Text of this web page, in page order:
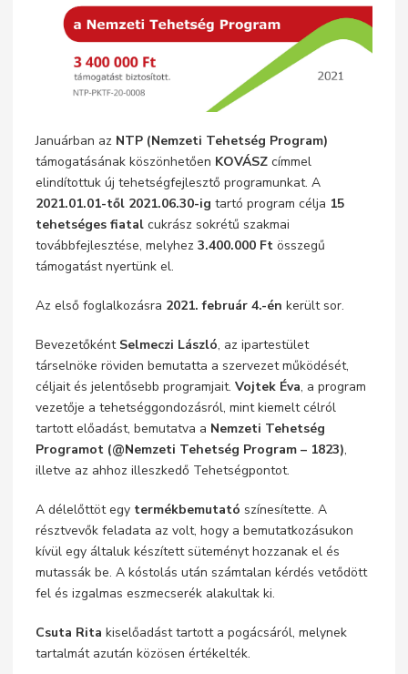
Januárban az NTP (Nemzeti Tehetség Program)
támogatásának köszönhetően KOVÁSZcímmel
elindítottuk új tehetségfejlesztő programunkat. A
2021.01.01-től 2021.06.30-ig tartó program célja 15
tehetséges fiatal cukrász sokrétű szakmai
továbbfejlesztése, melyhez3.400.000 Ftösszegű
támogatást nyertünk el.
Az első foglalkozásra 2021. február 4.-én került sor.
Bevezetőként Selmeczi László, az ipartestület
társelnöke röviden bemutatta a szervezet működését,
céljait és jelentősebb programjait.Vojtek Éva, a program
vezetője a tehetséggondozásról, mint kiemelt célról
tartott előadást, bemutatva a Nemzeti Tehetség
Programot (@Nemzeti Tehetség Program – 1823),
illetve az ahhoz illeszkedő Tehetségpontot.
A délelőttöt egy termékbemutató színesítette. A
résztvevők feladata az volt, hogy a bemutatkozásukon
kívül egy általuk készített süteményt hozzanak el és
mutassák be. A kóstolás után számtalan kérdés vetődött
fel és izgalmas eszmecserék alakultak ki.
Csuta Rita kiselőadást tartott a pogácsáról, melynek
tartalmát azután közösen értékelték.